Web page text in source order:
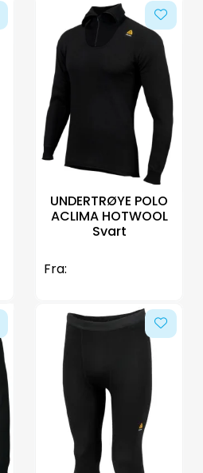
UNDERTRØYE POLO
ACLIMA HOTWOOL
Svart
Fra: